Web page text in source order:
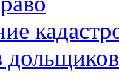
дольщиков